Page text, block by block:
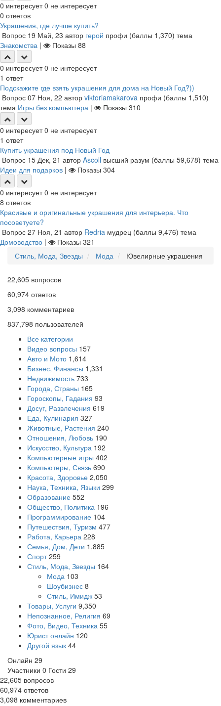
0 интересует 0 не интересует
0 ответов
Украшения, где лучше купить?
Вопрос 19 Май, 23 автор герой профи (баллы 1,370) тема
Знакомства | Показы 88
0 интересует 0 не интересует
1 ответ
Подскажите где взять украшения для дома на Новый Год?))
Вопрос 07 Ноя, 22 автор viktoriamakarova профи (баллы 1,510)
тема Игры без компьютера | Показы 310
0 интересует 0 не интересует
1 ответ
Купить украшения под Новый Год
Вопрос 15 Дек, 21 автор Ascoll высший разум (баллы 59,678) тема
Идеи для подарков | Показы 304
0 интересует 0 не интересует
8 ответов
Красивые и оригинальные украшения для интерьера. Что
посоветуете?
Вопрос 27 Ноя, 21 автор Redria мудрец (баллы 9,476) тема
Домоводство | Показы 321
Стиль, Мода, Звезды
Мода Ювелирные украшения
22,605 вопросов
60,974 ответов
3,098 комментариев
837,798 пользователей
Все категории
Видео вопросы 157
Авто и Мото 1,614
Бизнес, Финансы 1,331
Недвижимость 733
Города, Страны 165
Гороскопы, Гадания 93
Досуг, Развлечения 619
Еда, Кулинария 327
Животные, Растения 240
Отношения, Любовь 190
Искусство, Культура 192
Компьютерные игры 402
Компьютеры, Связь 690
Красота, Здоровье 2,050
Наука, Техника, Языки 299
Образование 552
Общество, Политика 196
Программирование 104
Путешествия, Туризм 477
Работа, Карьера 228
Семья, Дом, Дети 1,885
Спорт 259
Стиль, Мода, Звезды 164
Мода 103
Шоубизнес 8
Стиль, Имидж 53
Товары, Услуги 9,350
Непознанное, Религия 69
Фото, Видео, Техника 55
Юрист онлайн 120
Другой язык 44
Онлайн 29
Участники 0 Гости 29
22,605 вопросов
60,974 ответов
3,098 комментариев